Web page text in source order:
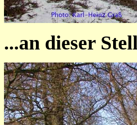
...an dieser